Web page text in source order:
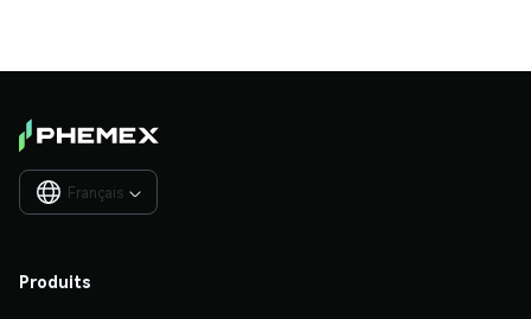
Français 
Produits